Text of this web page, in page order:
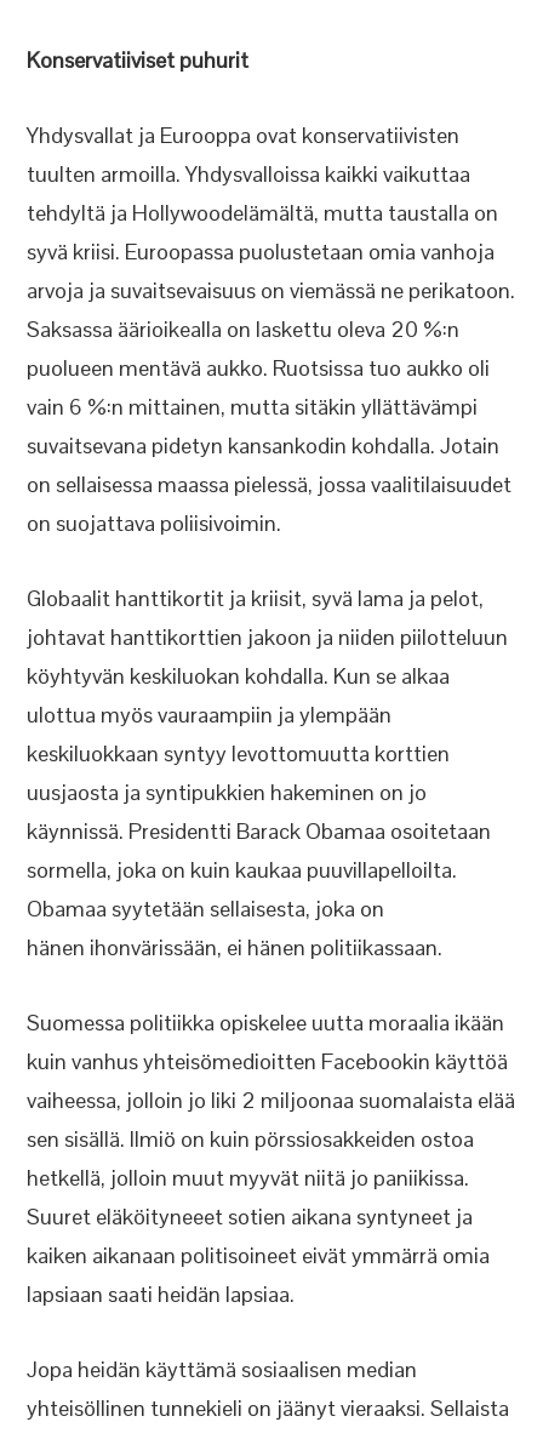
Konservatiiviset puhurit
Yhdysvallat ja Eurooppa ovat konservatiivisten
tuulten armoilla. Yhdysvalloissa kaikki vaikuttaa
tehdyltä ja Hollywoodelämältä, mutta taustalla on
syvä kriisi. Euroopassa puolustetaan omia vanhoja
arvoja ja suvaitsevaisuus on viemässä ne perikatoon.
Saksassa äärioikealla on laskettu oleva 20 %:n
puolueen mentävä aukko. Ruotsissa tuo aukko oli
vain 6 %:n mittainen, mutta sitäkin yllättävämpi
suvaitsevana pidetyn kansankodin kohdalla. Jotain
on sellaisessa maassa pielessä, jossa vaalitilaisuudet
on suojattava poliisivoimin.
Globaalit hanttikortit ja kriisit, syvä lama ja pelot,
johtavat hanttikorttien jakoon ja niiden piilotteluun
köyhtyvän keskiluokan kohdalla. Kun se alkaa
ulottua myös vauraampiin ja ylempään
keskiluokkaan syntyy levottomuutta korttien
uusjaosta ja syntipukkien hakeminen on jo
käynnissä. Presidentti Barack Obamaa osoitetaan
sormella, joka on kuin kaukaa puuvillapelloilta.
Obamaa syytetään sellaisesta, joka on
hänen ihonvärissään, ei hänen politiikassaan.
Suomessa politiikka opiskelee uutta moraalia ikään
kuin vanhus yhteisömedioitten Facebookin käyttöä
vaiheessa, jolloin jo liki 2 miljoonaa suomalaista elää
sen sisällä. Ilmiö on kuin pörssiosakkeiden ostoa
hetkellä, jolloin muut myyvät niitä jo paniikissa.
Suuret eläköityneeet sotien aikana syntyneet ja
kaiken aikanaan politisoineet eivät ymmärrä omia
lapsiaan saati heidän lapsiaa.
Jopa heidän käyttämä sosiaalisen median
yhteisöllinen tunnekieli on jäänyt vieraaksi. Sellaista